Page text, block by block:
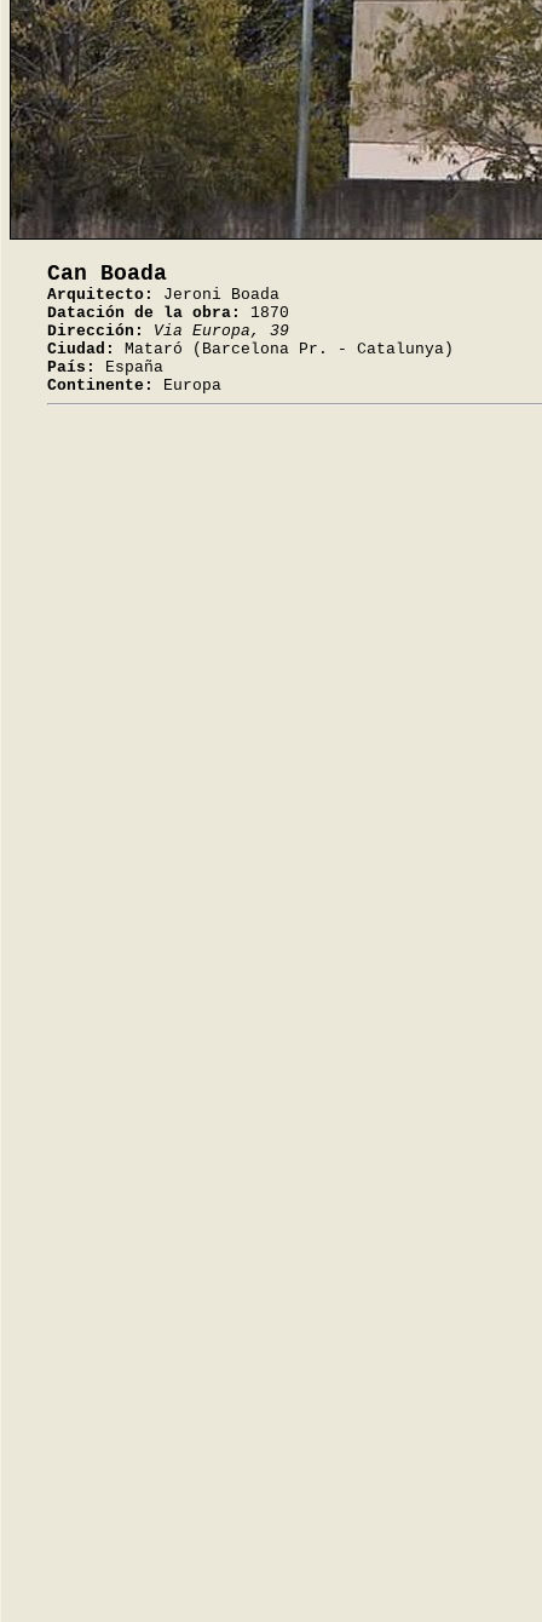
Can Boada
Arquitecto:
Jeroni Boada
Datación de la obra:
1870
Dirección:
Via Europa, 39
Ciudad:
Mataró (Barcelona Pr. - Catalunya)
País:
España
Continente:
Europa